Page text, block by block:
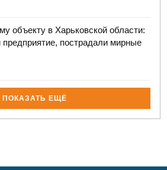
объекту в Харьковской области:
предприятие, пострадали мирные
ПОКАЗАТЬ ЕЩЁ